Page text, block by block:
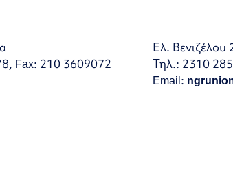
Fax: 210 3609072
Ελ.
Τηλ.: 2310
Email: